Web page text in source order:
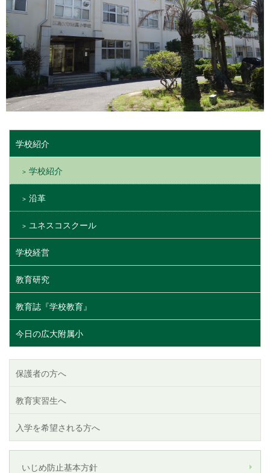
学校紹介
学校紹介
沿革
ユネスコスクール
学校経営
教育研究
教育誌『学校教育』
今日の広大附属小
保護者の方へ
教育実習生へ
入学を希望される方へ
いじめ防止基本方針